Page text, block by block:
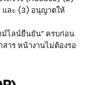
ละ (3) อนุญาตให้
ม์ไลน์ยืนยัน” ครบก่อน
สาร หน้างานไม่ต้องรอ